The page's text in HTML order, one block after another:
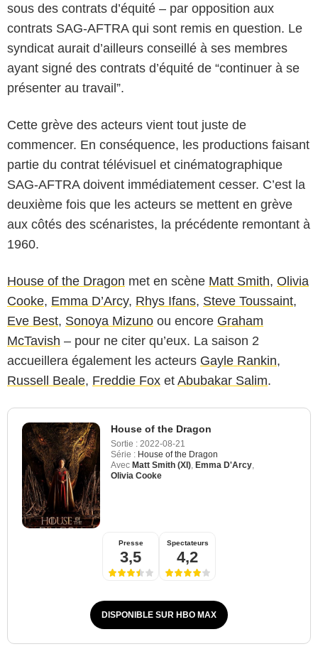
sous des contrats d’équité – par opposition aux
contrats SAG-AFTRA qui sont remis en question. Le
syndicat aurait d’ailleurs conseillé à ses membres
ayant signé des contrats d’équité de “continuer à se
présenter au travail”.
Cette grève des acteurs vient tout juste de
commencer. En conséquence, les productions faisant
partie du contrat télévisuel et cinématographique
SAG-AFTRA doivent immédiatement cesser. C’est la
deuxième fois que les acteurs se mettent en grève
aux côtés des scénaristes, la précédente remontant à
1960.
House of the Dragon met en scène Matt Smith, Olivia
Cooke, Emma D’Arcy, Rhys Ifans, Steve Toussaint,
Eve Best, Sonoya Mizuno ou encore Graham
McTavish – pour ne citer qu’eux. La saison 2
accueillera également les acteurs Gayle Rankin,
Russell Beale, Freddie Fox et Abubakar Salim.
House of the Dragon
Sortie : 2022-08-21
Série : House of the Dragon
Avec Matt Smith (XI) Emma D'Arcy
Olivia Cooke
Presse
3,5
Spectateurs
4,2
DISPONIBLE SUR HBO MAX